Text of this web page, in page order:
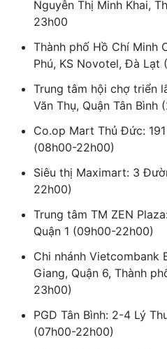
Nguyễn Thị Minh Khai,
23h00
Thành phố Hồ Chí Minh
Phú, KS Novotel, Đà Lạt
Trung tâm hội chợ triển
Văn Thụ, Quận Tân Bình
Co.op Mart Thủ Đức:
(08h00-22h00)
Siêu thị Maximart: 3
22h00)
Trung tâm TM ZEN
Quận 1 (09h00-22h00)
Chi nhánh Vietcombank
Giang, Quận 6, Thành
23h00)
PGD Tân Bình: 2-4 Lý
(07h00-22h00)